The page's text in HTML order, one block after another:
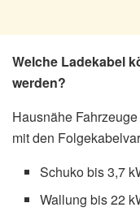
Welche Ladekabel
werden?
Hausnähe
mit den
Schuko bis 3,7
Wallung bis 22